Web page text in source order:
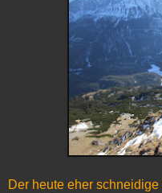
Der heute eher